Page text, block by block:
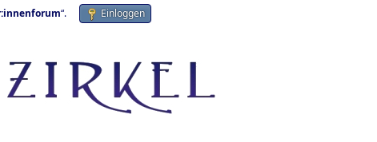
“. Einloggen